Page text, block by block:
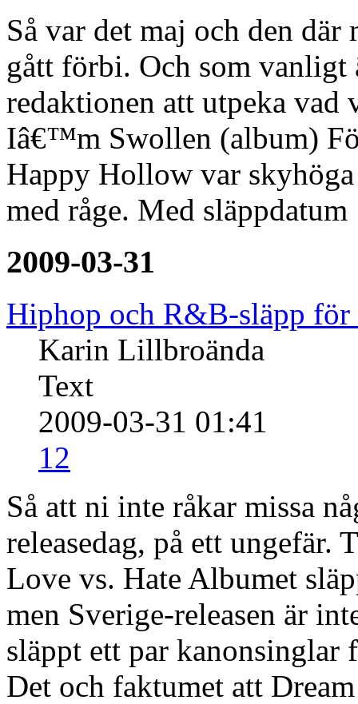
Så var det maj och den där
gått förbi. Och som vanligt
redaktionen att utpeka vad
Iâ€™m Swollen (album)
Happy Hollow var
med råge. Med
2009-03-31
Hiphop och R&B-släpp för
Karin Lillbroända
Text
2009-03-31 01:41
12
Så att ni inte råkar missa
releasedag, på ett
Love vs. Hate Albumet
men Sverige-releasen är
släppt ett par kanonsinglar
Det och faktumet att